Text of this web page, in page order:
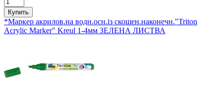
Купить
*Маркер акрилов.на водн.осн.із скошен.наконечн."Triton
Acrylic Marker" Kreul 1-4мм ЗЕЛЕНА ЛИСТВА